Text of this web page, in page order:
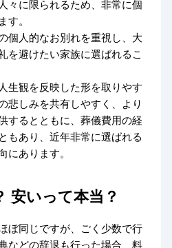
々に限られるため、非常に個
す。
個人的なお別れを重視し、大
を避けたい家族に選ばれるこ
生観を反映した形を取りやす
悲しみを共有しやすく、より
するとともに、葬儀費用の経
もあり、近年非常に選ばれる
にあります。
安いって本当？
ぼ同じですが、ごく少数で行
などの辞退も行った場合、料